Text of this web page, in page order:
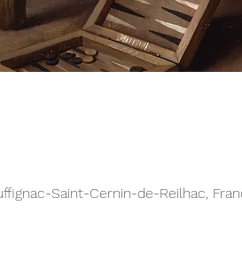
Saint-Cernin-de-Reilhac,